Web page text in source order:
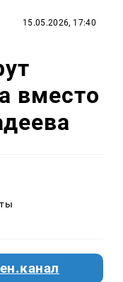
15.05.2026, 17:40
вместо